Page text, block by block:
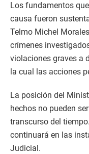
Los fundamentos
causa fueron
Telmo Michel
crímenes
violaciones graves a
la cual las acciones
La posición del
hechos no pueden
transcurso del
continuará en las
Judicial.